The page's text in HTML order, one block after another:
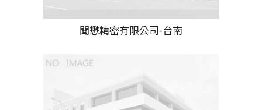
聞懋精密有限公司-台南